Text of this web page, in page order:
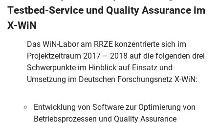
Testbed-Service und Quality Assurance im
X-WiN
Das WiN-Labor am RRZE konzentrierte sich im
Projektzeitraum 2017 – 2018 auf die folgenden drei
Schwerpunkte im Hinblick auf Einsatz und
Umsetzung im Deutschen Forschungsnetz X-WiN:
Entwicklung von Software zur Optimierung von
Betriebsprozessen und Quality Assurance